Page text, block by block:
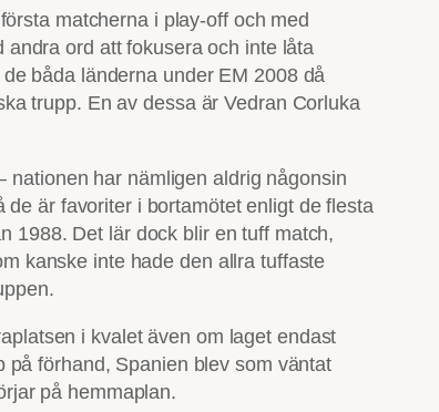
matcherna i play-off och med
ord att fokusera och inte låta
båda länderna under EM 2008 då
trupp. En av dessa är Vedran Corluka
nationen har nämligen aldrig någonsin
är favoriter i bortamötet enligt de flesta
1988. Det lär dock blir en tuff match,
kanske inte hade den allra tuffaste
i kvalet även om laget endast
förhand, Spanien blev som väntat
på hemmaplan.